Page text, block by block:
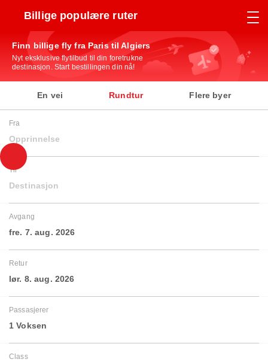
Billige populære ruter
Finn billige fly fra Paris til Algiers
Nyt eksklusive flytilbud til din foretrukne
destinasjon. Start bestillingen din nå!
En vei Rundtur Flere byer
Fra
Opprinnelse
Til
Destinasjon
Avgang
fre. 7. aug. 2026
Retur
lør. 8. aug. 2026
Passasjerer
1 Voksen
Class